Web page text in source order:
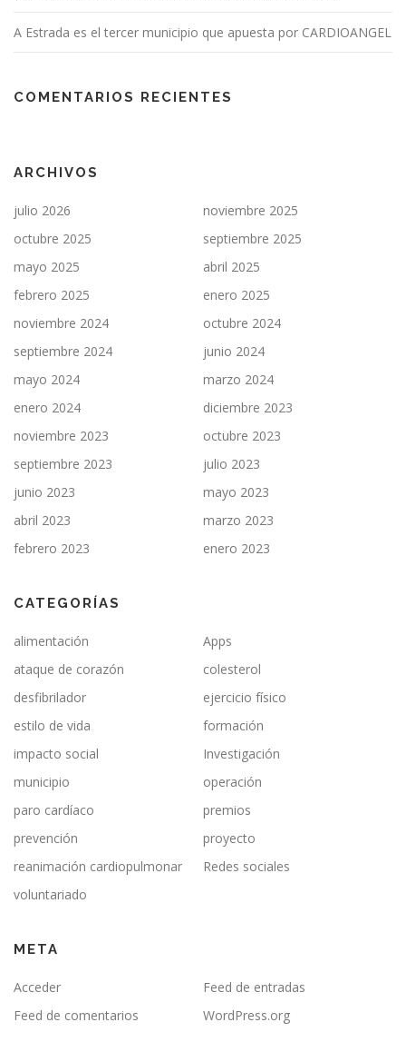
A Estrada es el tercer municipio que apuesta por CARDIOANGEL
COMENTARIOS RECIENTES
ARCHIVOS
julio 2026
noviembre 2025
octubre 2025
septiembre 2025
mayo 2025
abril 2025
febrero 2025
enero 2025
noviembre 2024
octubre 2024
septiembre 2024
junio 2024
mayo 2024
marzo 2024
enero 2024
diciembre 2023
noviembre 2023
octubre 2023
septiembre 2023
julio 2023
junio 2023
mayo 2023
abril 2023
marzo 2023
febrero 2023
enero 2023
CATEGORÍAS
alimentación
Apps
ataque de corazón
colesterol
desfibrilador
ejercicio físico
estilo de vida
formación
impacto social
Investigación
municipio
operación
paro cardíaco
premios
prevención
proyecto
reanimación cardiopulmonar
Redes sociales
voluntariado
META
Acceder
Feed de entradas
Feed de comentarios
WordPress.org